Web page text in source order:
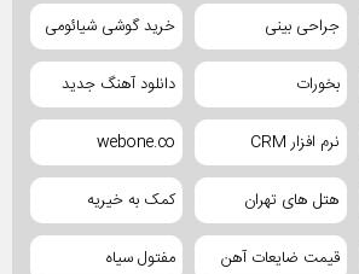
جراحی بینی خرید گوشی شیائومی
بخورات دانلود آهنگ جدید
نرم افزار CRM webone.co
هتل های تهران کمک به خیریه
قیمت ضایعات آهن مفتول سیاه